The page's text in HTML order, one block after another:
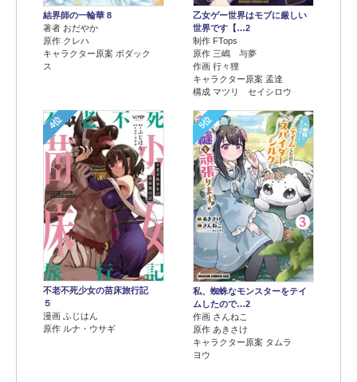
結界師の一輪華 8
著者 おだやか
原作 クレハ
キャラクター原案 ボダック
ス
乙女ゲー世界はモブに厳しい
世界です【…2
制作 FTops
原作 三嶋 与夢
作画 行々狸
キャラクター原案 孟達
構成 マツリ セイシロウ
4位
不老不死少女の苗床旅行記
５
漫画 ふじはん
原作 ルナ・ウサギ
5位
私、蜘蛛なモンスターをテイ
ムしたので…2
作画 さんねこ
原作 あきさけ
キャラクター原案 タムラ
ヨウ